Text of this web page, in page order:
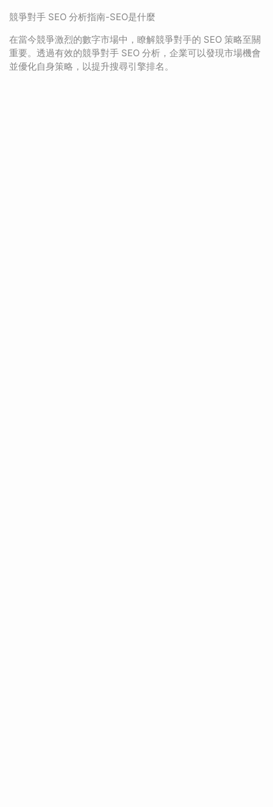
競爭對手 SEO 分析指南-SEO是什麼
在當今競爭激烈的數字市場中，瞭解競爭對手的 SEO 策略至關
重要。透過有效的競爭對手 SEO 分析，企業可以發現市場機會
並優化自身策略，以提升搜尋引擎排名。